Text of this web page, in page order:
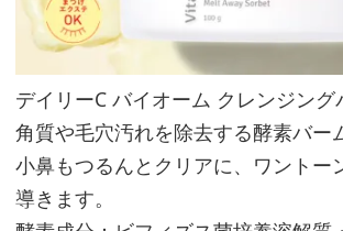
デイリーC バイオーム クレンジン
角質や毛穴汚れを除去する酵素バー
小鼻もつるんとクリアに、ワントー
導きます。